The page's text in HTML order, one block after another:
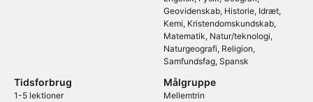
Geovidenskab Historie Idræt
Kemi Kristendomskundskab
Matematik Natur/teknologi
Naturgeografi Religion
Samfundsfag Spansk
Tidsforbrug
1-5 lektioner
Målgruppe
Mellemtrin